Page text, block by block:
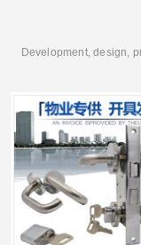
Development, design,